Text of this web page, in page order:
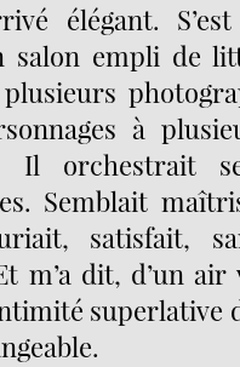
élégant.
salon empli de
à
Il orchestrait
Semblait
satisfait,
m’a dit, d’un air
superlative